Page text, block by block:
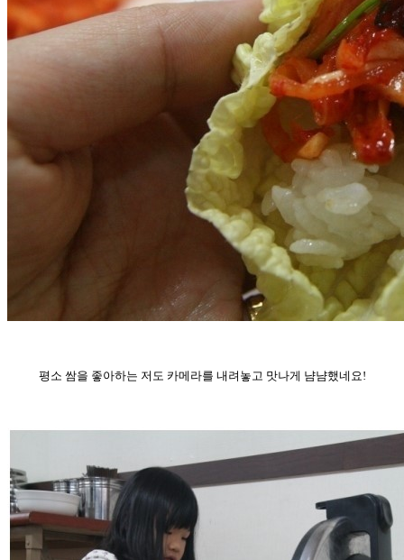
평소 쌈을 좋아하는 저도 카메라를 내려놓고 맛나게 냠냠했네요!